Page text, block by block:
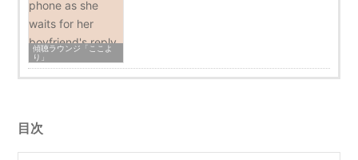
傾聴ラウンジ「ここよ
り」
目次